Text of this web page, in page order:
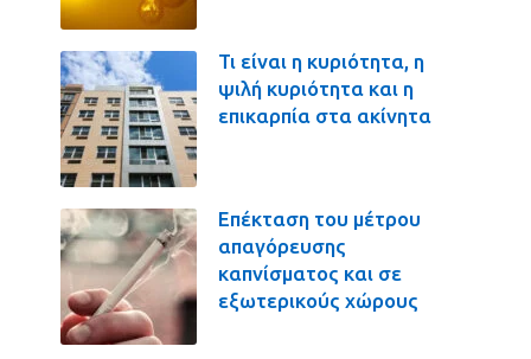
Τι είναι η κυριότητα, η
ψιλή κυριότητα και η
επικαρπία στα ακίνητα
Επέκταση του μέτρου
απαγόρευσης
καπνίσματος και σε
εξωτερικούς χώρους